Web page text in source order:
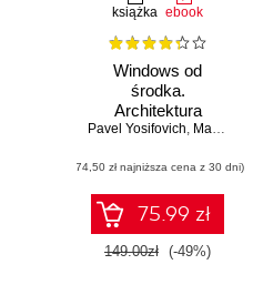
książka ebook
Windows od
środka.
Architektura
systemu, procesy,
pamięcią i dużo
więcej. Wydanie
VII
Pavel Yosifovich, Mark Russinovich
(74,50 zł najniższa cena z 30 dni)
75.99 zł
149.00zł (-49%)